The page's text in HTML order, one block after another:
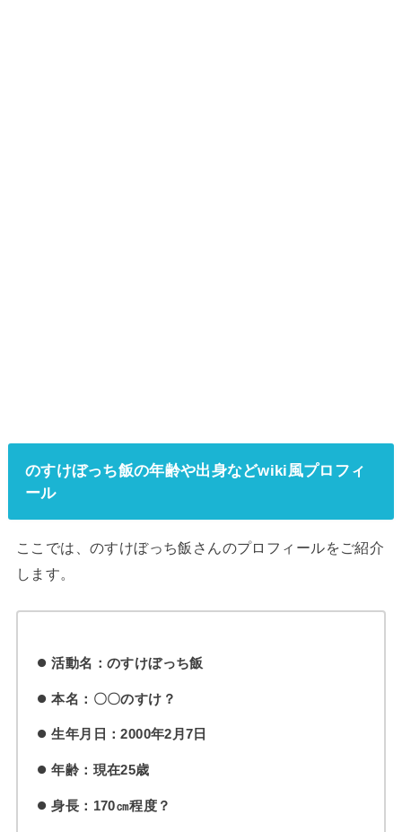
のすけぼっち飯の年齢や出身などwiki風プロフィ
ール
ここでは、のすけぼっち飯さんのプロフィールをご紹介
します。
活動名：のすけぼっち飯
本名：〇〇のすけ？
生年月日：2000年2月7日
年齢：現在25歳
身長：170㎝程度？